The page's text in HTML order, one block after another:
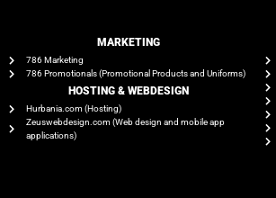
MARKETING
786 Marketing
786 Promotionals (Promotional Products and Uniforms)
HOSTING & WEBDESIGN
Hurbania.com (Hosting)
Zeuswebdesign.com (Web design and mobile app
applications)